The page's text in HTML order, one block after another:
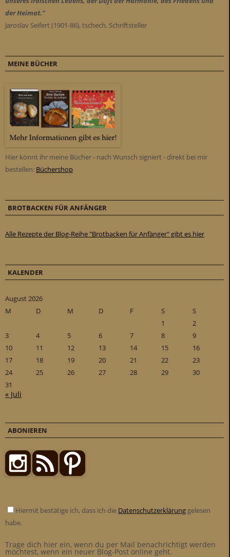
der Heimat."
Jaroslav Seifert (1901-86), tschech. Schriftsteller
MEINE BÜCHER
Hier könnt ihr meine Bücher - nach Wunsch signiert - direkt bei mir
bestellen: Büchershop
BROTBACKEN FÜR ANFÄNGER
Alle Rezepte der Blog-Reihe "Brotbacken für Anfänger" gibt es hier
KALENDER
August 2026
M
D M D F S
S
1
2
3
4 5 6 7 8
9
10
11 12 13 14 15
16
17
18 19 20 21 22
23
24
25 26 27 28 29
30
31
« Juli
ABONIEREN
Hiermit bestätige ich, dass ich die Datenschutzerklärung gelesen
habe.
Trage dich hier ein, wenn du per Mail benachrichtigt werden
möchtest, wenn ein neuer Blog-Post online geht.